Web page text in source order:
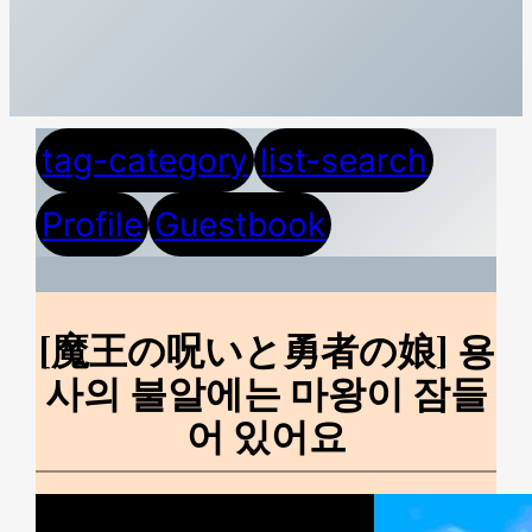
tag-category list-search
Profile Guestbook
[魔王の呪いと勇者の娘] 용
사의 불알에는 마왕이 잠들
어 있어요